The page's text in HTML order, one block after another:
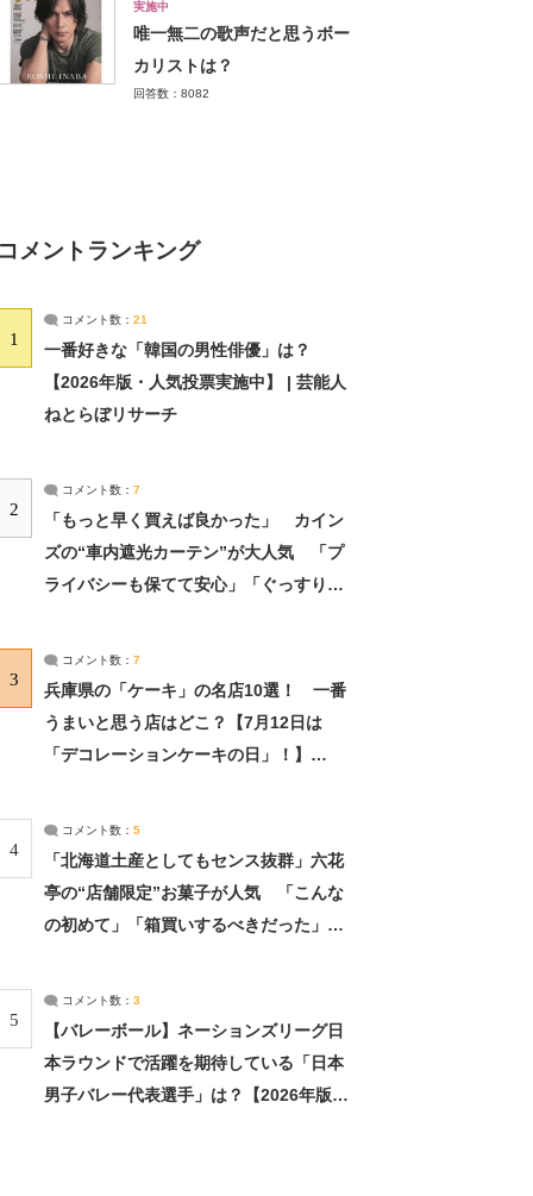
実施中
唯一無二の歌声だと思うボー
カリストは？
回答数：8082
メントランキング
1
コメント数： 21
一番好きな「韓国の男性俳優」は？
【2026年版・人気投票実施中】 | 芸能人
ねとらぼリサーチ
2
コメント数： 7
「もっと早く買えば良かった」 カイン
ズの“車内遮光カーテン”が大人気 「プ
ライバシーも保てて安心」「ぐっすり眠
3
コメント数： 7
兵庫県の「ケーキ」の名店10選！ 一番
うまいと思う店はどこ？【7月12日は
「デコレーションケーキの日」！】
4
コメント数： 5
「北海道土産としてもセンス抜群」六花
亭の“店舗限定”お菓子が人気 「こんな
の初めて」「箱買いするべきだった」
5
コメント数： 3
【バレーボール】ネーションズリーグ日
本ラウンドで活躍を期待している「日本
男子バレー代表選手」は？【2026年版・